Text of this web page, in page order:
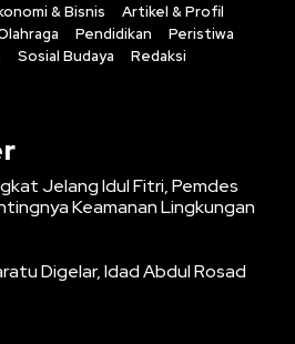
& Bisnis
Artikel & Profil
Pendidikan
Peristiwa
Sosial Budaya Redaksi
Jelang Idul Fitri, Pemdes
Keamanan Lingkungan
Digelar, Idad Abdul Rosad